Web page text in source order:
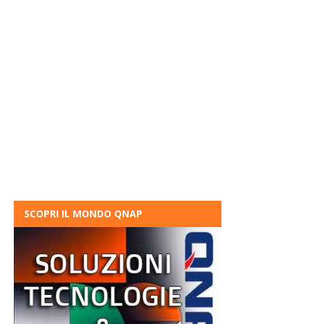
SCOPRI IL MONDO QNAP